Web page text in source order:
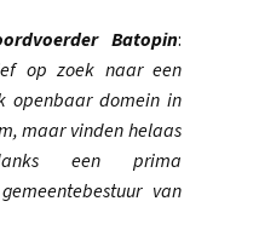
Batopin:
op zoek naar een
openbaar domein in
maar vinden helaas
een prima
van